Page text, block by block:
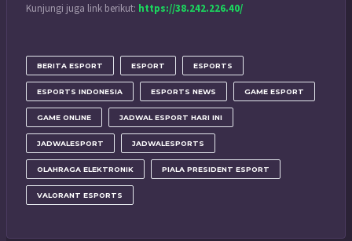
Kunjungi juga link berikut: https://38.242.226.40/
BERITA ESPORT ESPORT ESPORTS
ESPORTS INDONESIA ESPORTS NEWS GAME ESPORT
GAME ONLINE JADWAL ESPORT HARI INI
JADWALESPORT JADWALESPORTS
OLAHRAGA ELEKTRONIK PIALA PRESIDENT ESPORT
VALORANT ESPORTS